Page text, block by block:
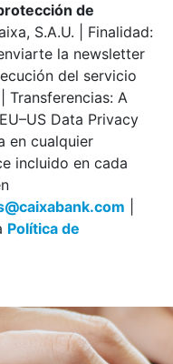
de
S.A.U. | Finalidad:
la newsletter
del servicio
Transferencias: A
Data Privacy
en cualquier
incluido en cada
Política de